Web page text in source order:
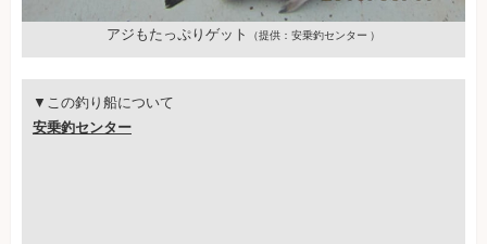
アジもたっぷりゲット （提供：安乗釣センター ）
▼この釣り船について
安乗釣センター